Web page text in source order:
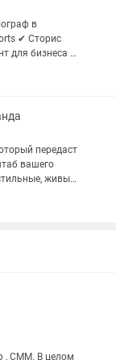
для бизнеса и
Живые,
передаст
вашего
живые
опыт по
В целом